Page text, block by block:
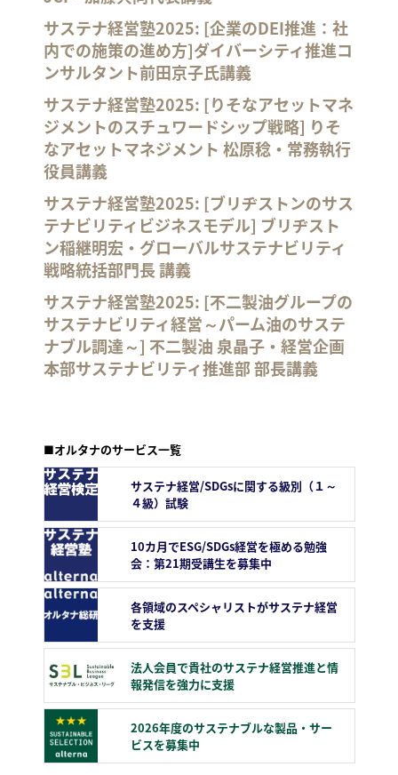
サステナ経営塾2025: [企業のDEI推進：社
内での施策の進め方]ダイバーシティ推進コ
ンサルタント前田京子氏講義
サステナ経営塾2025: [りそなアセットマネ
ジメントのスチュワードシップ戦略] りそ
なアセットマネジメント 松原稔・常務執行
役員講義
サステナ経営塾2025: [ブリヂストンのサス
テナビリティビジネスモデル] ブリヂスト
ン稲継明宏・グローバルサステナビリティ
戦略統括部門長 講義
サステナ経営塾2025: [不二製油グループの
サステナビリティ経営～パーム油のサステ
ナブル調達～] 不二製油 泉晶子・経営企画
本部サステナビリティ推進部 部長講義
■オルタナのサービス一覧
サステナ経営/SDGsに関する級別（１～
４級）試験
10カ月でESG/SDGs経営を極める勉強
会：第21期受講生を募集中
各領域のスペシャリストがサステナ経営
を支援
法人会員で貴社のサステナ経営推進と情
報発信を強力に支援
2026年度のサステナブルな製品・サー
ビスを募集中